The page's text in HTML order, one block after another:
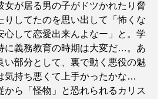
女が居る男の子がドツかれたり脅
りしてたのを思い出して「怖くな
心して恋愛出来んよなー」と。学
に義務教育の時期は大変だ…。あ
い部分として、裏で動く悪役の魅
気持ち悪くて上手かったかな…
から「怪物」と恐れられるカリス